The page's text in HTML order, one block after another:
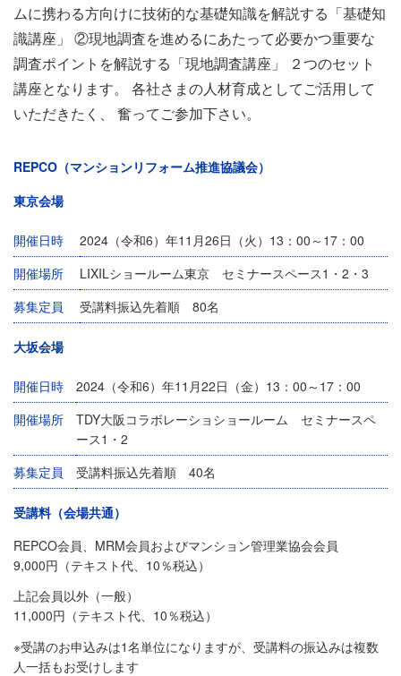
ムに携わる方向けに技術的な基礎知識を解説する「基礎知
識講座」 ②現地調査を進めるにあたって必要かつ重要な
調査ポイントを解説する「現地調査講座」 ２つのセット
講座となります。 各社さまの人材育成としてご活用して
いただきたく、 奮ってご参加下さい。
REPCO（マンションリフォーム推進協議会）
東京会場
開催日時
2024（令和6）年11月26日（火）13：00～17：00
開催場所
LIXILショールーム東京 セミナースペース1・2・3
募集定員
受講料振込先着順 80名
大坂会場
開催日時
2024（令和6）年11月22日（金）13：00～17：00
開催場所
TDY大阪コラボレーショショールーム セミナースペ
ース1・2
募集定員
受講料振込先着順 40名
受講料（会場共通）
REPCO会員、MRM会員およびマンション管理業協会会員
9,000円（テキスト代、10％税込）
上記会員以外（一般）
11,000円（テキスト代、10％税込）
※受講のお申込みは1名単位になりますが、受講料の振込みは複数
人一括もお受けします